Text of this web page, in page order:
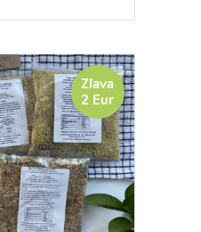
Zľava
2 Eur